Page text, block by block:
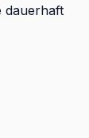
dauerhaft